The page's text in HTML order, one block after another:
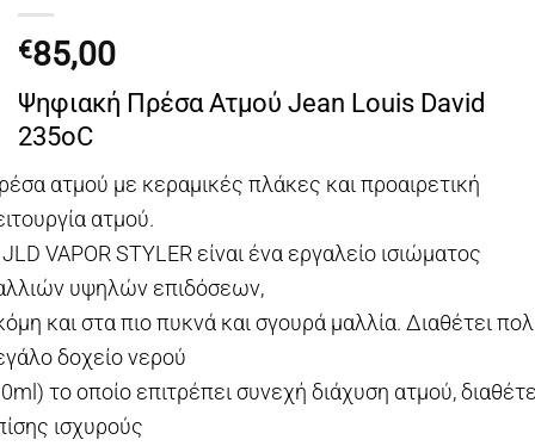
€85,00
Ψηφιακή Πρέσα Ατμού Jean Louis David
235oC
ατμού με κεραμικές πλάκες και προαιρετική
ατμού.
VAPOR STYLER είναι ένα εργαλείο ισιώματος
υψηλών επιδόσεων,
και στα πιο πυκνά και σγουρά μαλλία. Διαθέτει
δοχείο νερού
το οποίο επιτρέπει συνεχή διάχυση ατμού,
ισχυρούς